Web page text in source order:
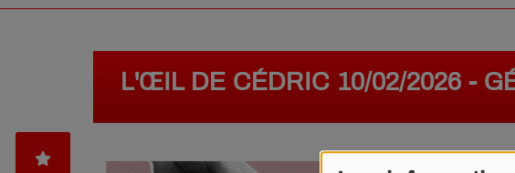
L'ŒIL DE CÉDRIC 10/02/2026 -